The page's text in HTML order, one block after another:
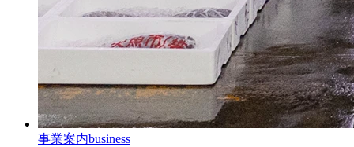
事業案内business